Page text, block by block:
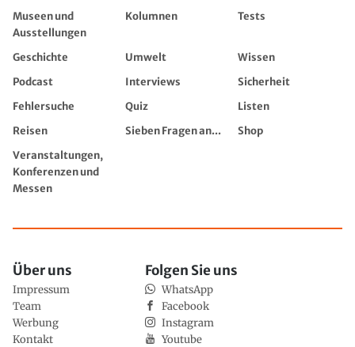
Museen und
Ausstellungen
Kolumnen Tests
Geschichte Umwelt
Wissen
Podcast
Interviews
Sicherheit
Fehlersuche
Quiz
Listen
Reisen
Sieben Fragen an...
Shop
Veranstaltungen,
Konferenzen und
Messen
Über uns
Impressum
Team
Werbung
Kontakt
Folgen Sie uns
WhatsApp
Facebook
Instagram
Youtube